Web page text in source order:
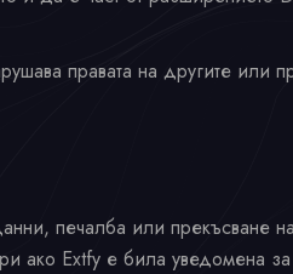
правата на другите или
печалба или прекъсване
ако Extfy е била уведомена за